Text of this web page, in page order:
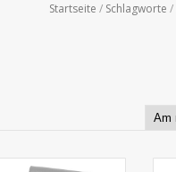
Startseite / Schlagworte /